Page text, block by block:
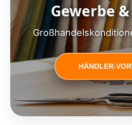
Gewerbe
HÄNDLER-